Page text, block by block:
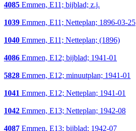
4085 Emmen, E11; bijblad; z.j.
1039 Emmen, E11; Netteplan; 1896-03-25
1040 Emmen, E11; Netteplan; (1896)
4086 Emmen, E12; bijblad; 1941-01
5828 Emmen, E12; minuutplan; 1941-01
1041 Emmen, E12; Netteplan; 1941-01
1042 Emmen, E13; Netteplan; 1942-08
4087 Emmen, E13; bijblad; 1942-07